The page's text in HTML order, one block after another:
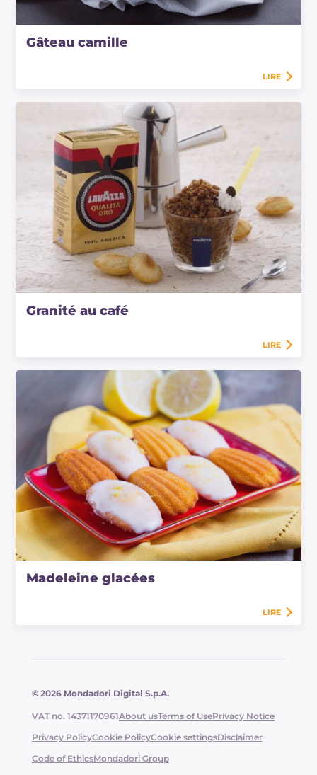
Gâteau camille
LIRE
Granité au café
LIRE
Madeleine glacées
LIRE
© 2026 Mondadori Digital S.p.A.
VAT no. 14371170961About usTerms of UsePrivacy Notice
Privacy PolicyCookie PolicyCookie settingsDisclaimer
Code of EthicsMondadori Group